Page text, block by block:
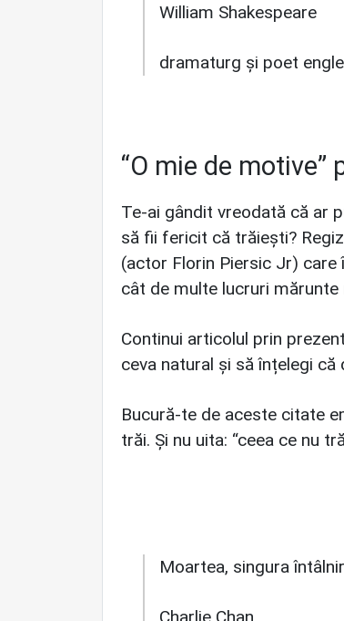
William Shakespeare
dramaturg și poet
“O mie de
Te-ai gândit vreodată că ar
să fii fericit că trăiești?
(actor Florin Piersic Jr) care
cât de multe lucruri
Continui articolul prin
ceva natural și să înțelegi
Bucură-te de aceste citate
trăi. Și nu uita: “ceea ce nu
Moartea, singura